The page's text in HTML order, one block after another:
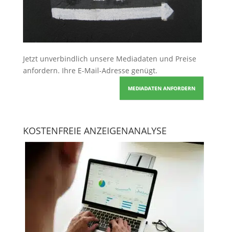
Jetzt unverbindlich unsere Mediadaten und Preise
anfordern. Ihre E-Mail-Adresse genügt.
MEDIADATEN ANFORDERN
KOSTENFREIE ANZEIGENANALYSE